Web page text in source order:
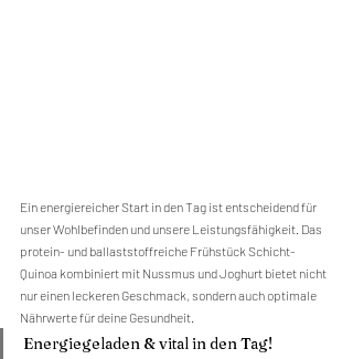
Ein energiereicher Start in den Tag ist entscheidend für
unser Wohlbefinden und unsere Leistungsfähigkeit. Das
protein- und ballaststoffreiche Frühstück Schicht-
Quinoa kombiniert mit Nussmus und Joghurt bietet nicht
nur einen leckeren Geschmack, sondern auch optimale
Nährwerte für deine Gesundheit.
Energiegeladen & vital in den Tag!